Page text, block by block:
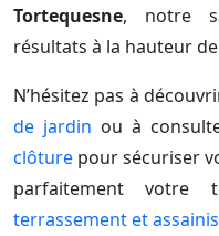
Tortequesne, notre
résultats à la hauteur
N’hésitez pas à
de jardin ou à
clôture pour sécuriser
parfaitement votre
terrassement et